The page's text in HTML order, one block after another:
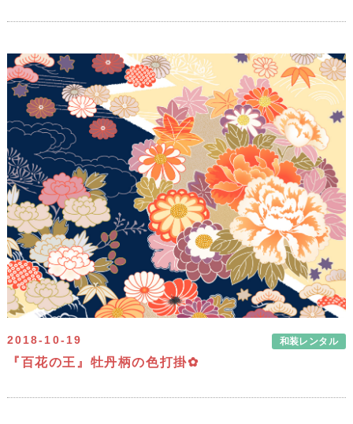
2018-10-19 和装レンタル
『百花の王』牡丹柄の色打掛✿